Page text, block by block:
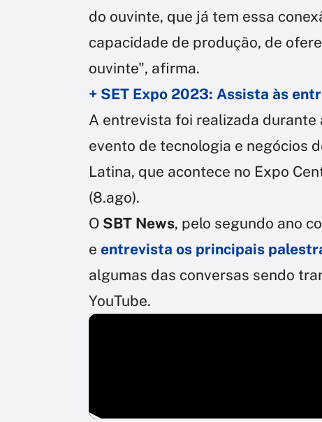
do ouvinte, que já tem essa
capacidade de produção, de
ouvinte", afirma.
+ SET Expo 2023: Assista às
A entrevista foi realizada durante
evento de tecnologia e negócios
Latina, que acontece no Expo
(8.ago).
O SBT News, pelo segundo ano
e entrevista os principais
algumas das conversas sendo
YouTube.